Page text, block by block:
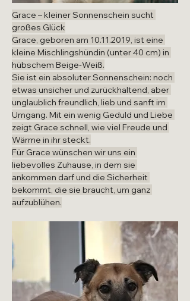
Grace – kleiner Sonnenschein sucht
großes Glück
Grace, geboren am 10.11.2019, ist eine
kleine Mischlingshündin (unter 40 cm) in
hübschem Beige-Weiß.
Sie ist ein absoluter Sonnenschein: noch
etwas unsicher und zurückhaltend, aber
unglaublich freundlich, lieb und sanft im
Umgang. Mit ein wenig Geduld und Liebe
zeigt Grace schnell, wie viel Freude und
Wärme in ihr steckt.
Für Grace wünschen wir uns ein
liebevolles Zuhause, in dem sie
ankommen darf und die Sicherheit
bekommt, die sie braucht, um ganz
aufzublühen.